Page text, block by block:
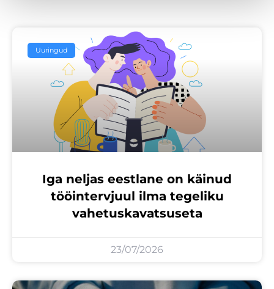
Uuringud
Iga neljas eestlane on käinud
tööintervjuul ilma tegeliku
vahetuskavatsuseta
23/07/2026